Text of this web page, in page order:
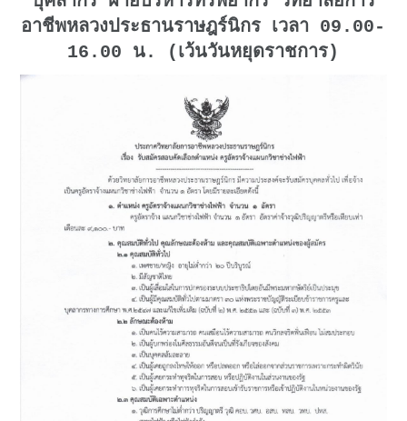
อาชีพหลวงประธานราษฎร์นิกร เวลา 09.00-
16.00 น. (เว้นวันหยุดราชการ)